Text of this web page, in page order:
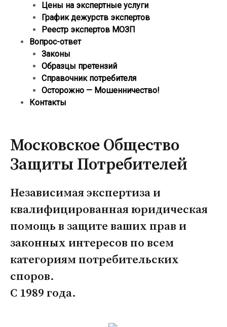
Цены на экспертные услуги
График дежурств экспертов
Реестр экcпертов МОЗП
Вопрос-ответ
Законы
Образцы претензий
Справочник потребителя
Осторожно — Мошенничество!
Контакты
Московское Общество
Защиты Потребителей
Независимая экспертиза и
квалифицированная юридическая
помощь в защите ваших прав и
законных интересов по всем
категориям потребительских
споров.
С 1989 года.